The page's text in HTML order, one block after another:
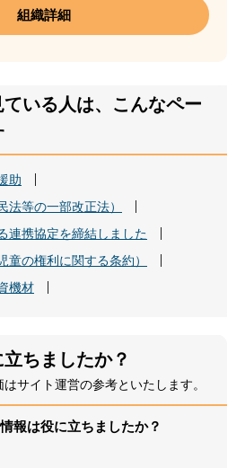
組織詳細
いる人は、こんなペー
助
法等の一部改正法）
連携協定を締結しました
童の権利に関する条約）
機材
ちましたか？
サイト運営の参考といたします。
報は役に立ちましたか？